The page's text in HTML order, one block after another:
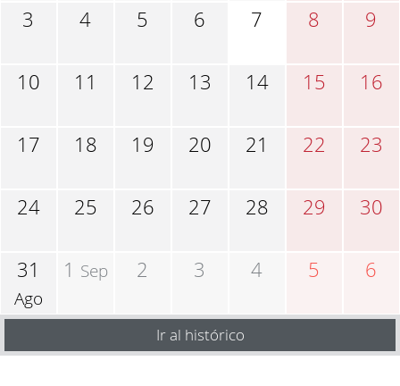
3 4 5 6 7 8 9
10 11 12 13 14 15 16
17 18 19 20 21 22 23
24 25 26 27 28 29 30
31
Ago
1 Sep 2 3 4 5 6
Ir al histórico